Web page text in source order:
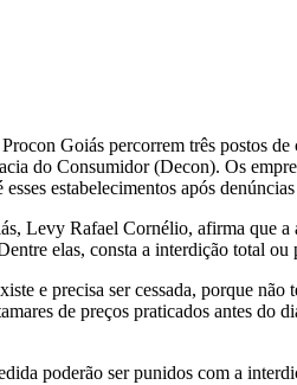
Goiás percorrem três postos
do Consumidor (Decon). Os
estabelecimentos após
Levy Rafael Cornélio, afirma que
elas, consta a interdição total
e precisa ser cessada, porque
de preços praticados antes do
poderão ser punidos com a